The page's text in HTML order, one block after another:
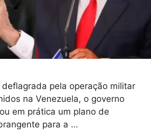
pela operação militar
na Venezuela, o governo
em prática um plano de
para a …